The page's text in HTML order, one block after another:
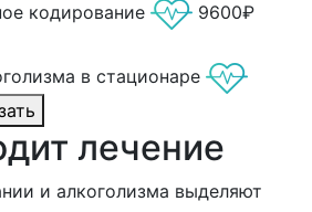
кодирование
9600₽
в стационаре
лечение
и алкоголизма выделяют